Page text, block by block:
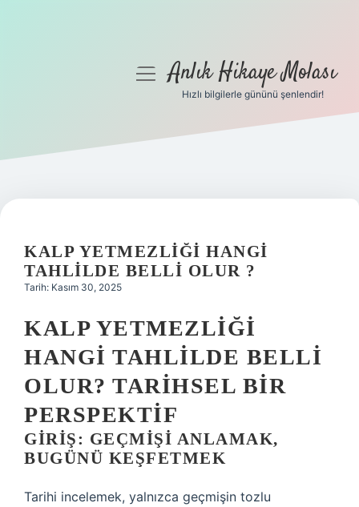
Gizlilik Politikası
Yasal Uyarı
menüyüAnlık Hikaye Molası
Hızlı bilgilerle gününü şenlendir!
KALP YETMEZLIĞI HANGI
TAHLILDE BELLI OLUR ?
Tarih: Kasım 30, 2025
KALP YETMEZLIĞI
HANGI TAHLILDE BELLI
OLUR? TARIHSEL BIR
PERSPEKTIF
GIRIŞ: GEÇMIŞI ANLAMAK,
BUGÜNÜ KEŞFETMEK
Tarihi incelemek, yalnızca geçmişin tozlu